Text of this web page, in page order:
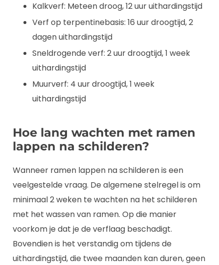
Kalkverf: Meteen droog, 12 uur uithardingstijd
Verf op terpentinebasis: 16 uur droogtijd, 2
dagen uithardingstijd
Sneldrogende verf: 2 uur droogtijd, 1 week
uithardingstijd
Muurverf: 4 uur droogtijd, 1 week
uithardingstijd
Hoe lang wachten met ramen
lappen na schilderen?
Wanneer ramen lappen na schilderen is een
veelgestelde vraag. De algemene stelregel is om
minimaal 2 weken te wachten na het schilderen
met het wassen van ramen. Op die manier
voorkom je dat je de verflaag beschadigt.
Bovendien is het verstandig om tijdens de
uithardingstijd, die twee maanden kan duren, geen